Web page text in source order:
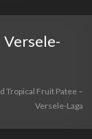
Tropical Fruit Patee –
Versele-Laga